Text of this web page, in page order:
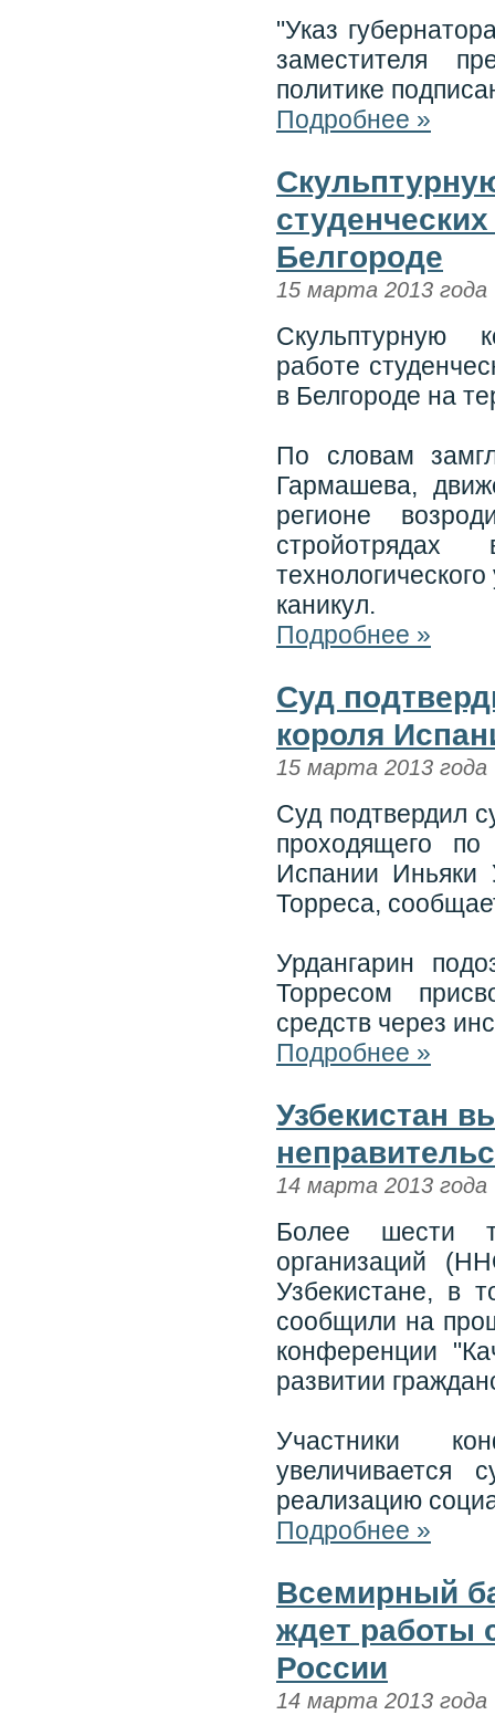
"Указ
заместителя
политике
Подробнее »
Белгороде
15 марта 2013 года
Скульптурную
работе
в Белгороде на
По словам
Гармашева,
регионе
каникул.
Подробнее »
Суд
короля
15 марта 2013 года
Суд подтвердил
проходящего
Испании Иньяки
Торреса,
Урдангарин
Торресом
средств через
Подробнее »
Узбекистан
14 марта 2013 года
Более шести
организаций
Узбекистане, в
сообщили на
конференции
развитии
Участники
увеличивается
реализацию
Подробнее »
Всемирный
ждет работы
России
14 марта 2013 года